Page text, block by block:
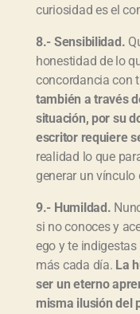
curiosidad es el
8.- Sensibilidad.
honestidad de lo
concordancia con
también a través
situación, por su
escritor requiere
realidad lo que
generar un
9.- Humildad.
si no conoces y
ego y te
más cada día. La
ser un eterno
misma ilusión del